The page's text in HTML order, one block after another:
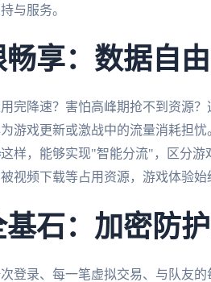
与服务。
畅享：数据自
完降速？害怕高峰期抢不到资源
游戏更新或激战中的流量消耗担
这样，能够实现"智能分流"，区分游
视频下载等占用资源，游戏体验始
基石：加密防
登录、每一笔虚拟交易、与队友